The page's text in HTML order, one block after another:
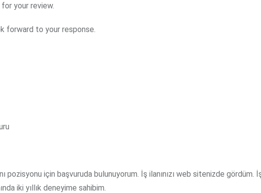
your review.
forward to your response.
pozisyonu için başvuruda bulunuyorum. İş ilanınızı web sitenizde gördüm.
iki yıllık deneyime sahibim.